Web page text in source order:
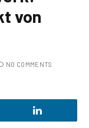
von
NO COMMENTS